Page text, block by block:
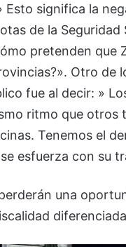
Esto significa la
de la
pretenden
Otro de
fue al decir: »
ritmo que
Tenemos el
esfuerza con su
una